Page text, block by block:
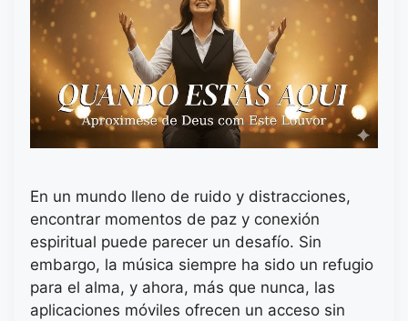
En un mundo lleno de ruido y distracciones,
encontrar momentos de paz y conexión
espiritual puede parecer un desafío. Sin
embargo, la música siempre ha sido un refugio
para el alma, y ahora, más que nunca, las
aplicaciones móviles ofrecen un acceso sin